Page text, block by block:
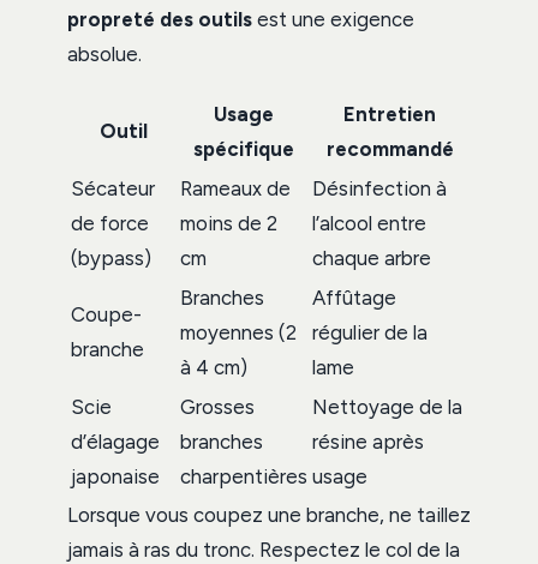
propreté des outils est une exigence
absolue.
Outil
Usage
spécifique
Entretien
recommandé
Sécateur
de force
(bypass)
Rameaux de
moins de 2
cm
Désinfection à
l’alcool entre
chaque arbre
Coupe-
branche
Branches
moyennes (2
à 4 cm)
Affûtage
régulier de la
lame
Scie
d’élagage
japonaise
Grosses
branches
charpentières
Nettoyage de la
résine après
usage
Lorsque vous coupez une branche, ne taillez
jamais à ras du tronc. Respectez le col de la